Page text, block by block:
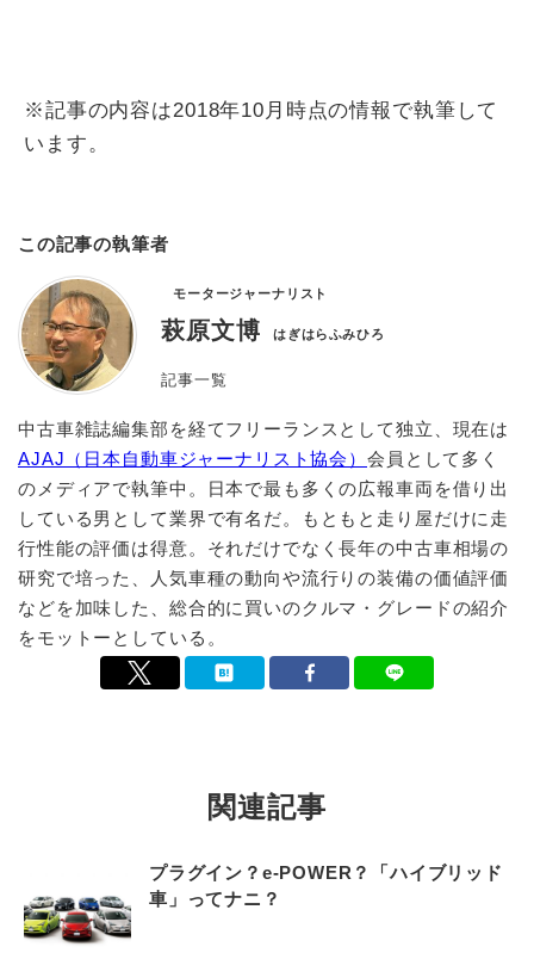
※記事の内容は2018年10月時点の情報で執筆して
います。
この記事の執筆者
モータージャーナリスト
萩原文博 はぎはらふみひろ
記事一覧
中古車雑誌編集部を経てフリーランスとして独立、現在は
AJAJ（日本自動車ジャーナリスト協会） 会員として多く
のメディアで執筆中。日本で最も多くの広報車両を借り出
している男として業界で有名だ。もともと走り屋だけに走
行性能の評価は得意。それだけでなく長年の中古車相場の
研究で培った、人気車種の動向や流行りの装備の価値評価
などを加味した、総合的に買いのクルマ・グレードの紹介
をモットーとしている。
関連記事
プラグイン？e-POWER？「ハイブリッド
車」ってナニ？